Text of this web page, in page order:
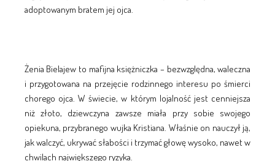
adoptowanym bratem jej ojca.
Żenia Bielajew to mafijna księżniczka – bezwzględna, waleczna
i przygotowana na przejęcie rodzinnego interesu po śmierci
chorego ojca. W świecie, w którym lojalność jest cenniejsza
niż złoto, dziewczyna zawsze miała przy sobie swojego
opiekuna, przybranego wujka Kristiana. Właśnie on nauczył ją,
jak walczyć, ukrywać słabości i trzymać głowę wysoko, nawet w
chwilach największego ryzyka.